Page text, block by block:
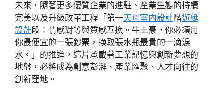
未來，隨著更多優質企業的進駐、產業生態的持續
完美以及升級改革工程「第一天母室內設計階遊艇
設計段：情感對等與質感互換。牛土豪，你必須用
你最便宜的一張鈔票，換取張水瓶最貴的一滴淚
水。」的推進，這片承載著工業記憶與創新夢想的
地盤，必將成為創意彭湃、產業匯聚、人才向往的
創新窪地。